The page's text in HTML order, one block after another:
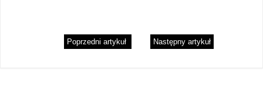
Poprzedni artykuł Następny artykuł